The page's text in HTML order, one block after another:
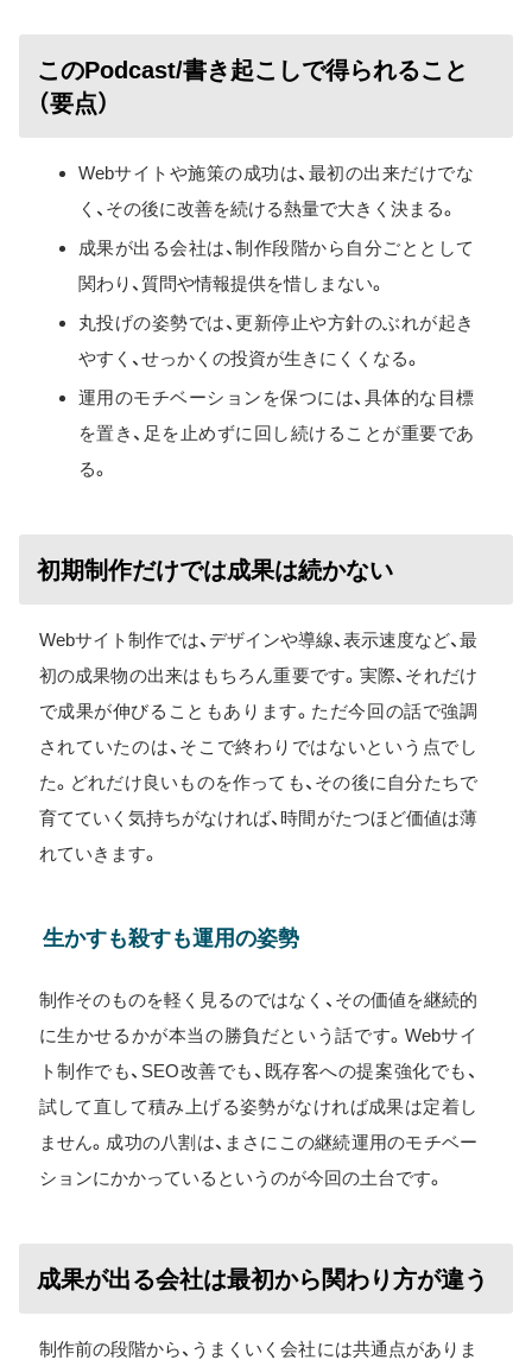
このPodcast/書き起こしで得られること
（要点）
Webサイトや施策の成功は、最初の出来だけでな
く、その後に改善を続ける熱量で大きく決まる。
成果が出る会社は、制作段階から自分ごととして
関わり、質問や情報提供を惜しまない。
丸投げの姿勢では、更新停止や方針のぶれが起き
やすく、せっかくの投資が生きにくくなる。
運用のモチベーションを保つには、具体的な目標
を置き、足を止めずに回し続けることが重要であ
る。
初期制作だけでは成果は続かない
Webサイト制作では、デザインや導線、表示速度など、最
初の成果物の出来はもちろん重要です。実際、それだけ
で成果が伸びることもあります。ただ今回の話で強調
されていたのは、そこで終わりではないという点でし
た。どれだけ良いものを作っても、その後に自分たちで
育てていく気持ちがなければ、時間がたつほど価値は薄
れていきます。
生かすも殺すも運用の姿勢
制作そのものを軽く見るのではなく、その価値を継続的
に生かせるかが本当の勝負だという話です。Webサイ
ト制作でも、SEO改善でも、既存客への提案強化でも、
試して直して積み上げる姿勢がなければ成果は定着し
ません。成功の八割は、まさにこの継続運用のモチベー
ションにかかっているというのが今回の土台です。
成果が出る会社は最初から関わり方が違う
制作前の段階から、うまくいく会社には共通点がありま